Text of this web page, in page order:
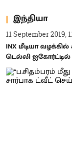
இந்தியா
11 September 2019,
INX மீடியா வழக்கில்
டெல்லி ஐகோர்ட்டில்